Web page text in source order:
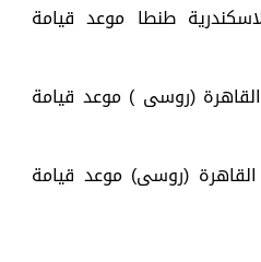
الاسكندرية طنطا موعد قيامة
القاهرة (روسى ) موعد قيامة
القاهرة (روسى) موعد قيامة